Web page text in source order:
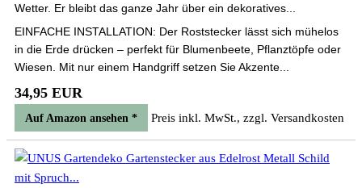
Wetter. Er bleibt das ganze Jahr über ein dekoratives...
EINFACHE INSTALLATION: Der Roststecker lässt sich mühelos
in die Erde drücken – perfekt für Blumenbeete, Pflanztöpfe oder
Wiesen. Mit nur einem Handgriff setzen Sie Akzente...
34,95 EUR
Auf Amazon ansehen * Preis inkl. MwSt., zzgl. Versandkosten